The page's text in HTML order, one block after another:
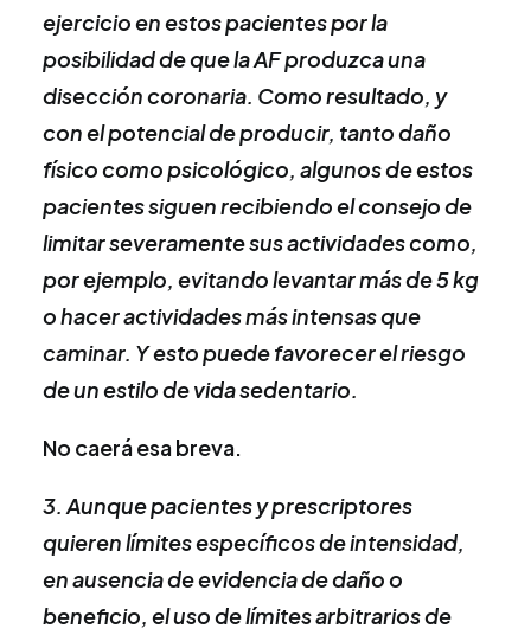
ejercicio en estos pacientes por la
posibilidad de que la AF produzca una
disección coronaria. Como resultado, y
con el potencial de producir, tanto daño
físico como psicológico, algunos de estos
pacientes siguen recibiendo el consejo de
limitar severamente sus actividades como,
por ejemplo, evitando levantar más de 5 kg
o hacer actividades más intensas que
caminar. Y esto puede favorecer el riesgo
de un estilo de vida sedentario.
No caerá esa breva.
3. Aunque pacientes y prescriptores
quieren límites específicos de intensidad,
en ausencia de evidencia de daño o
beneficio, el uso de límites arbitrarios de